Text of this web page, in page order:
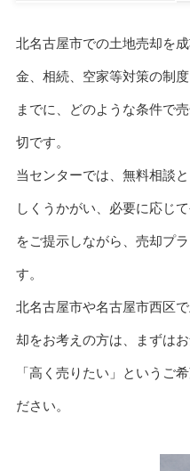
北名古屋市での土地売却を
金、相続、空家等対策の制
までに、どのような条件で
切です。
当センターでは、無料相談
しくうかがい、必要に応じ
をご提示しながら、売却プ
す。
北名古屋市や名古屋市西区
却をお考えの方は、まずは
「高く売りたい」というご
ださい。